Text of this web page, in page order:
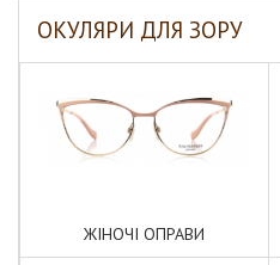
ОКУЛЯРИ ДЛЯ ЗОРУ
ЖІНОЧІ ОПРАВИ